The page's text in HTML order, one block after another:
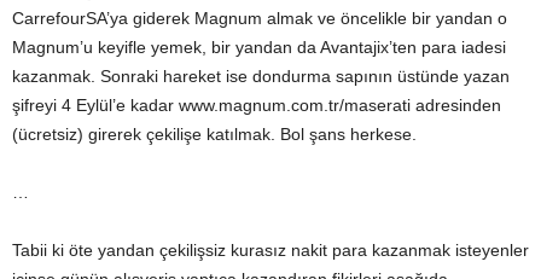
CarrefourSA’ya giderek Magnum almak ve öncelikle bir yandan o
Magnum’u keyifle yemek, bir yandan da Avantajix’ten para iadesi
kazanmak. Sonraki hareket ise dondurma sapının üstünde yazan
şifreyi 4 Eylül’e kadar www.magnum.com.tr/maserati adresinden
(ücretsiz) girerek çekilişe katılmak. Bol şans herkese.
Tabii ki öte yandan çekilişsiz kurasız nakit para kazanmak isteyenler